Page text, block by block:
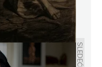
SLEDEĆE